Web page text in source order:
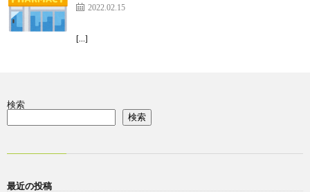
2022.02.15
[…]
検索
検索
最近の投稿